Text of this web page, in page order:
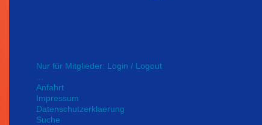
Nur für Mitglieder: Login / Logout
...
Anfahrt
Impressum
Datenschutzerklaerung
Suche